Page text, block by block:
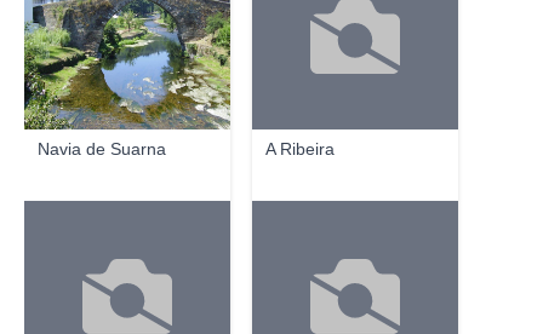
Navia de Suarna A Ribeira